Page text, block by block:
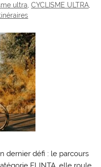
ultra ,CYCLISME ULTRA
dernier défi : le parcours